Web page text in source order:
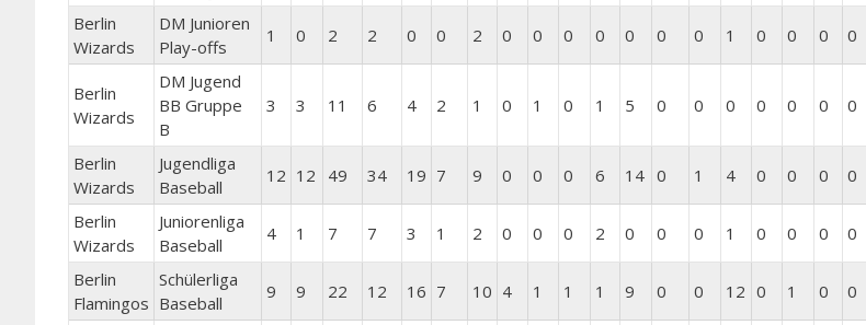
Berlin
Wizards
DM Junioren
Play-offs
1 0 2 2 0 0 2 0 0 0 0 0 0 0 1 0 0 0 0
Berlin
Wizards
DM Jugend
BB Gruppe
B
3 3 11 6 4 2 1 0 1 0 1 5 0 0 0 0 0 0 0
Berlin
Wizards
Jugendliga
Baseball
12 12 49 34 19 7 9 0 0 0 6 14 0 1 4 0 0 0 0
Berlin
Wizards
Juniorenliga
Baseball
4 1 7 7 3 1 2 0 0 0 2 0 0 0 1 0 0 0 0
Berlin
Flamingos
Schülerliga
Baseball
9 9 22 12 16 7 10 4 1 1 1 9 0 0 12 0 1 0 0